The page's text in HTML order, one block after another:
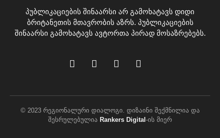
პუბლიკაციების შინაარსი არ გამოხატავს დიდი
ბრიტანეთის მთავრობის აზრს. პუბლიკაციების
შინაარსი გამოხატავს ავტორთა პირად მოსაზრებებს.
© 2023 რეგიონალური დიალოგი. დიზაინი შექმნილია და
შესრულებულია Rankers Digital -ის მიერ